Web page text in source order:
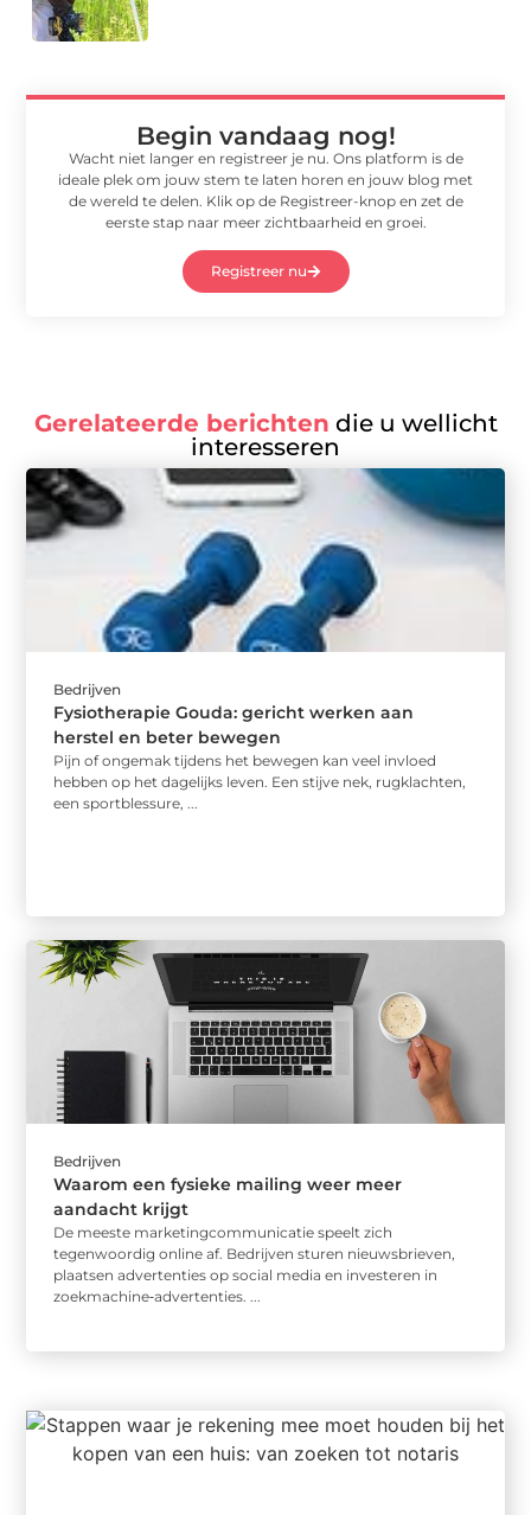
Begin vandaag nog!
Wacht niet langer en registreer je nu. Ons platform is de
ideale plek om jouw stem te laten horen en jouw blog met
de wereld te delen. Klik op de Registreer-knop en zet de
eerste stap naar meer zichtbaarheid en groei.
Registreer nu
Gerelateerde berichten die u wellicht
interesseren
Bedrijven
Fysiotherapie Gouda: gericht werken aan
herstel en beter bewegen
Pijn of ongemak tijdens het bewegen kan veel invloed
hebben op het dagelijks leven. Een stijve nek, rugklachten,
een sportblessure, ...
Bedrijven
Waarom een fysieke mailing weer meer
aandacht krijgt
De meeste marketingcommunicatie speelt zich
tegenwoordig online af. Bedrijven sturen nieuwsbrieven,
plaatsen advertenties op social media en investeren in
zoekmachine‑advertenties. ...